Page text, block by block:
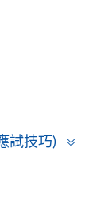
試技巧)